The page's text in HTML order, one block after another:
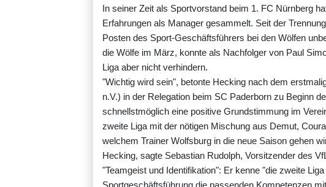
In seiner Zeit als Sportvorstand beim 1. FC Nürnberg
Erfahrungen als Manager gesammelt. Seit der
Posten des Sport-Geschäftsführers bei den Wölfen
die Wölfe im März, konnte als Nachfolger von Paul
Liga aber nicht verhindern.
"Wichtig wird sein", betonte Hecking nach dem
n.V.) in der Relegation beim SC Paderborn zu Beginn
schnellstmöglich eine positive Grundstimmung im
zweite Liga mit der nötigen Mischung aus Demut,
welchem Trainer Wolfsburg in die neue Saison gehen
Hecking, sagte Sebastian Rudolph, Vorsitzender des
"Teamgeist und Identifikation": Er kenne "die zweite